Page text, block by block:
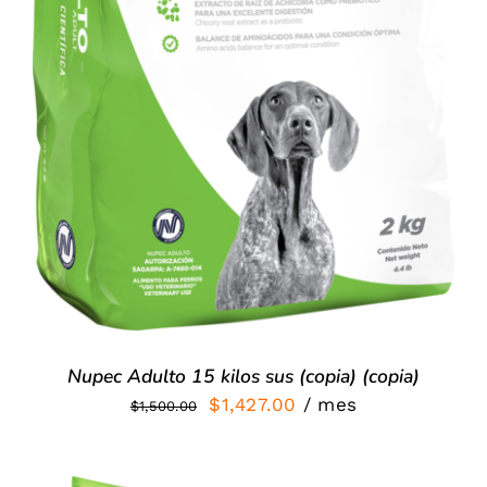
Nupec Adulto 15 kilos sus (copia) (copia)
$1,500.00
El
$1,427.00 El
/ mes